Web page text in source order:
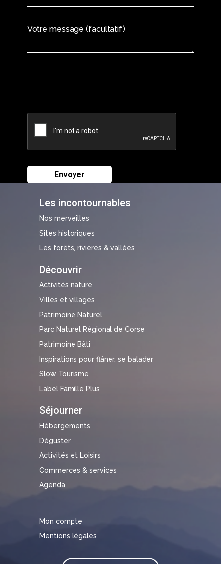
Les incontournables
Nos merveilles
Sites historiques
Les forêts, rivières & vallées
Découvrir
Activités nature
Villes et villages
Patrimoine Naturel
Parc Naturel Régional de Corse
Patrimoine Bâti
Inspirations pour flâner, se balader
Slow Tourisme
Label Famille Plus
Séjourner
Hébergements
Déguster
Activités et Loisirs
Commerces & services
Agenda
Mon compte
Mentions légales
Votre message (facultatif)